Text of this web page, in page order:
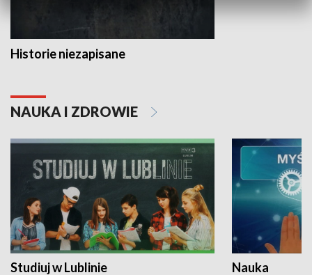
Historie niezapisane
NAUKA I ZDROWIE
Studiuj w Lublinie Nauka